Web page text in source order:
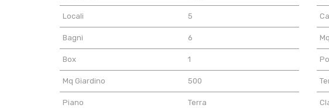
Locali 5
Bagni 6 Mq
Box 1
Mq Giardino 500
Piano Terra